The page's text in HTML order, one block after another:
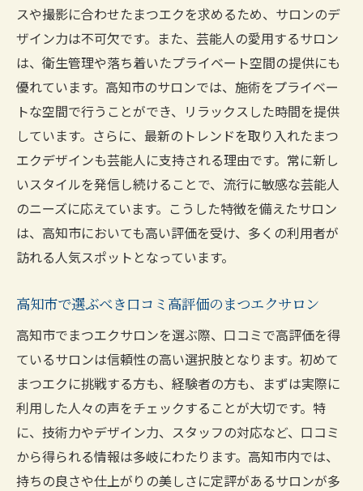
スや撮影に合わせたまつエクを求めるため、サロンのデ
ザイン力は不可欠です。また、芸能人の愛用するサロン
は、衛生管理や落ち着いたプライベート空間の提供にも
優れています。高知市のサロンでは、施術をプライベー
トな空間で行うことができ、リラックスした時間を提供
しています。さらに、最新のトレンドを取り入れたまつ
エクデザインも芸能人に支持される理由です。常に新し
いスタイルを発信し続けることで、流行に敏感な芸能人
のニーズに応えています。こうした特徴を備えたサロン
は、高知市においても高い評価を受け、多くの利用者が
訪れる人気スポットとなっています。
高知市で選ぶべき口コミ高評価のまつエクサロン
高知市でまつエクサロンを選ぶ際、口コミで高評価を得
ているサロンは信頼性の高い選択肢となります。初めて
まつエクに挑戦する方も、経験者の方も、まずは実際に
利用した人々の声をチェックすることが大切です。特
に、技術力やデザイン力、スタッフの対応など、口コミ
から得られる情報は多岐にわたります。高知市内では、
持ちの良さや仕上がりの美しさに定評があるサロンが多